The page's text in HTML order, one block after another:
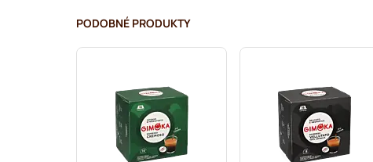
Gimoka – kapsuly do kávovarov Lavazza A Modo Mio
PODOBNÉ PRODUKTY